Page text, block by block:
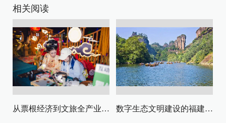
相关阅读
从票根经济到文旅全产业链升级 数字生态文明建设的福建路径与启示